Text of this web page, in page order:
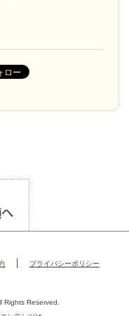
プライバシーポリシー
Rights Reserved.